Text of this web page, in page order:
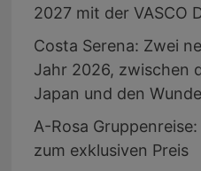
2027 mit der VASCO
Costa Serena: Zwei
Jahr 2026, zwischen
Japan und den
A-Rosa
zum exklusiven Preis